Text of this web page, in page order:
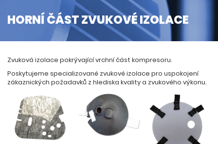
HORNÍ ČÁST ZVUKOVÉ IZOLACE
(TOP)
Zvuková izolace pokrývající vrchní část kompresoru.
Poskytujeme specializované zvukové izolace pro uspokojení
zákaznických požadavků z hlediska kvality a zvukového výkonu.